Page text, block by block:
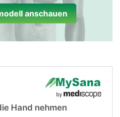
anschauen
Hand nehmen